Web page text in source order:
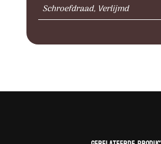
Schroefdraad, Verlijmd